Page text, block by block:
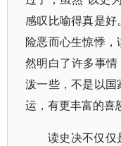
感叹比喻得真是
险恶而心生惊悸
然明白了许多事
泼一些，不是以
运，有更丰富的喜
读史决不仅仅